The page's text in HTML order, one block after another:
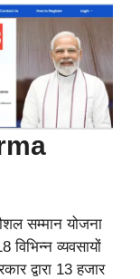
सम्मान योजना
व्यवसायों
द्वारा 13 हजार